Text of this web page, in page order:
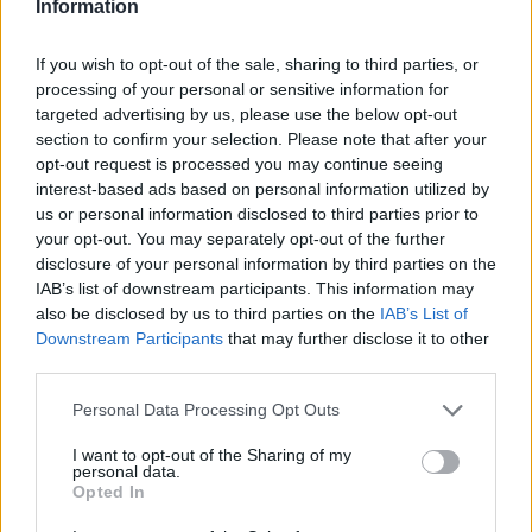
Information
If you wish to opt-out of the sale, sharing to third parties, or
processing of your personal or sensitive information for
targeted advertising by us, please use the below opt-out
section to confirm your selection. Please note that after your
opt-out request is processed you may continue seeing
interest-based ads based on personal information utilized by
us or personal information disclosed to third parties prior to
your opt-out. You may separately opt-out of the further
disclosure of your personal information by third parties on the
IAB’s list of downstream participants. This information may
also be disclosed by us to third parties on the IAB’s List of
Downstream Participants that may further disclose it to other
Personal Data Processing Opt Outs
I want to opt-out of the Sharing of my
personal data.
Opted In
týdny. Novinářům to řekl ředitel zooparku Vít Lukáš, podle kterého
Zoo Ostrava odchovává čtyři mláďata vzácných oslů
onagerů
26.7.2026 01:16 | OSTRAVA ( ČTK)
Zoo Ostrava odchovává čtyři
mláďata vzácných oslů
onagerů. Jde o nejohroženější
poddruh divokého asijského
osla. V zahradě žije
dvanáctičlenné stádo, které je tak nejpočetnější v Evropě.
Novinářům to sdělila mluvčí zahrady Šárka Nováková. V přírodě se
vyskytuje jen okolo 1200 jedinců tohoto kriticky ohroženého
zvířete.
Polička na Svitavsku staví v Liboháji pietní místo na
26.7.2026 00:36 | POLIČKA ( ČTK
Diskuse: 17